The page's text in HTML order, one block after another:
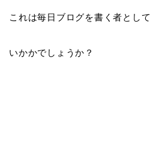
これは毎日ブログを書く者として
いかかでしょうか？